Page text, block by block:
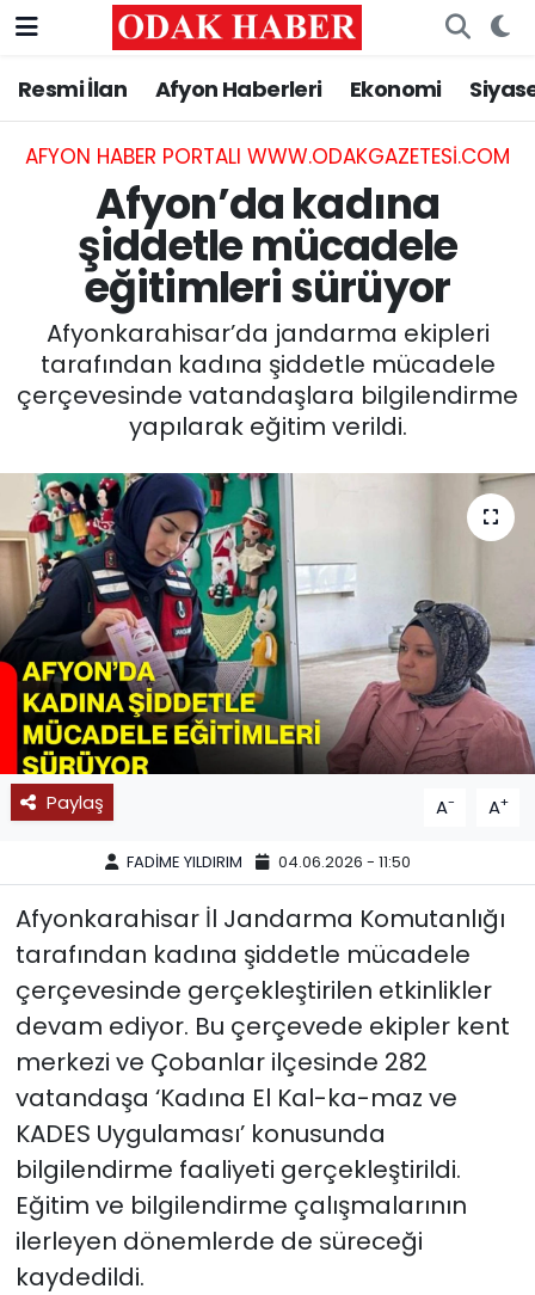
Resmi İlan Afyon Haberleri Ekonomi
AFYON HABER PORTALI WWW.ODAKGAZETESI.COM
Afyon’da kadına
şiddetle mücadele
eğitimleri sürüyor
Afyonkarahisar’da jandarma ekipleri
tarafından kadına şiddetle mücadele
çerçevesinde vatandaşlara bilgilendirme
yapılarak eğitim verildi.
Paylaş A- A+
FADİME YILDIRIM 04.06.2026 - 11:50
Afyonkarahisar İl Jandarma Komutanlığı
tarafından kadına şiddetle mücadele
çerçevesinde gerçekleştirilen etkinlikler
devam ediyor. Bu çerçevede ekipler kent
merkezi ve Çobanlar ilçesinde 282
vatandaşa ‘Kadına El Kal-ka-maz ve
KADES Uygulaması’ konusunda
bilgilendirme faaliyeti gerçekleştirildi.
Eğitim ve bilgilendirme çalışmalarının
ilerleyen dönemlerde de süreceği
kaydedildi.
AFYONKARAHİSAR HABERLERİ
Resmi İlan
ASAYİŞ
GÜNCEL
SİYASET
EĞİTİM
SAĞLIK
SPOR
11:11 MANŞET
Nöbetçi Eczaneler
Hava Durumu
Trafik Durumu
Süper Lig Puan Durumu ve Fikstür
Tüm Manşetler
Son Dakika Haberleri